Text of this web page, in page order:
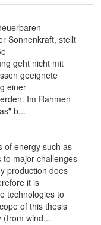
Sonnenkraft, stellt
geht nicht mit
geeignete
einer
Im Rahmen
b...
of energy such as
major challenges
production does
it is
technologies to
of this thesis
(from wind...